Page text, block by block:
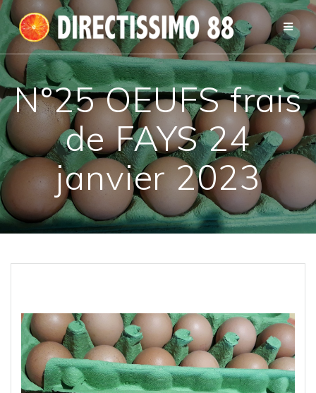
Passer
au
contenu
N°25 OEUFS frais
de FAYS 24
janvier 2023